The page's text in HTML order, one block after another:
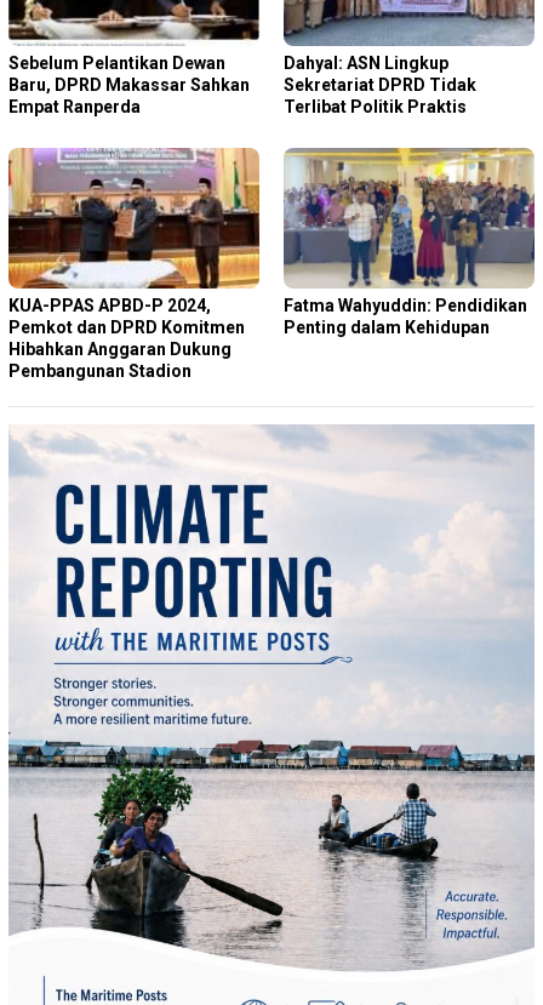
Sebelum Pelantikan Dewan
Baru, DPRD Makassar Sahkan
Empat Ranperda
Dahyal: ASN Lingkup
Sekretariat DPRD Tidak
Terlibat Politik Praktis
KUA-PPAS APBD-P 2024,
Pemkot dan DPRD Komitmen
Hibahkan Anggaran Dukung
Pembangunan Stadion
Fatma Wahyuddin: Pendidikan
Penting dalam Kehidupan